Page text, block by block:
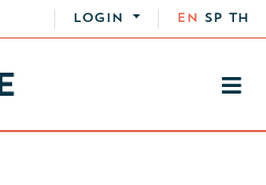
LOGIN EN SP TH